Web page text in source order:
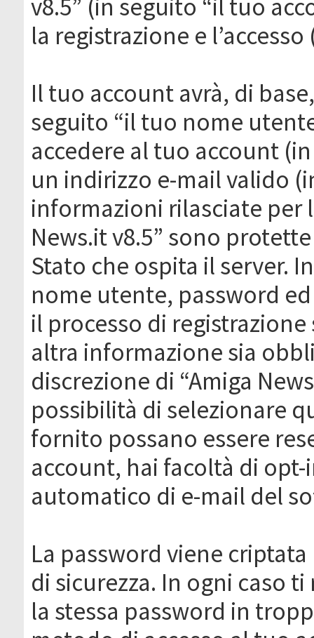
v8.5” (in seguito “il tuo
la registrazione e
Il tuo account avrà, di
seguito “il tuo nome
accedere al tuo account
un indirizzo e-mail valido
informazioni rilasciate per
News.it v8.5” sono
Stato che ospita il server.
nome utente, password
il processo di registrazione
altra informazione sia
discrezione di “Amiga
possibilità di selezionare
fornito possano essere
account, hai facoltà di
automatico di e-mail del
La password viene
di sicurezza. In ogni caso
la stessa password in